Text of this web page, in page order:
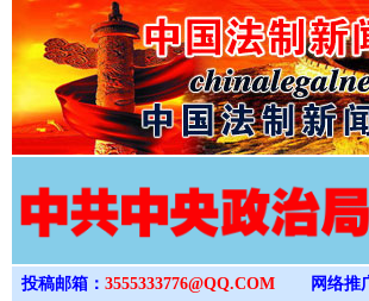
投稿邮箱： 3555333776@QQ.COM 网络推